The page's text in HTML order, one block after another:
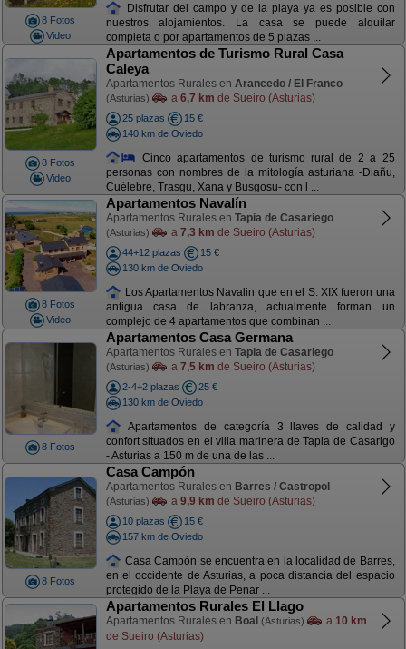
8 Fotos
Video
Disfrutar del campo y de la playa ya es posible con
nuestros alojamientos. La casa se puede alquilar
completa o por apartamentos de 5 plazas ...
8 Fotos
Video
Apartamentos de Turismo Rural Casa
Caleya
Apartamentos Rurales en Arancedo / El Franco
(Asturias) a 6,7 km de Sueiro (Asturias)
25 plazas
15 €
140 km de Oviedo
Cinco apartamentos de turismo rural de 2 a 25
personas con nombres de la mitología asturiana -Diañu,
Cuélebre, Trasgu, Xana y Busgosu- con l ...
8 Fotos
Video
Apartamentos Navalín
Apartamentos Rurales en Tapia de Casariego
(Asturias) a 7,3 km de Sueiro (Asturias)
44+12 plazas
15 €
130 km de Oviedo
Los Apartamentos Navalin que en el S. XIX fueron una
antigua casa de labranza, actualmente forman un
complejo de 4 apartamentos que combinan ...
8 Fotos
Apartamentos Casa Germana
Apartamentos Rurales en Tapia de Casariego
(Asturias) a 7,5 km de Sueiro (Asturias)
2-4+2 plazas
25 €
130 km de Oviedo
Apartamentos de categoría 3 llaves de calidad y
confort situados en el villa marinera de Tapia de Casarigo
- Asturias a 150 m de una de las ...
8 Fotos
Casa Campón
Apartamentos Rurales en Barres / Castropol
(Asturias) a 9,9 km de Sueiro (Asturias)
10 plazas
15 €
157 km de Oviedo
Casa Campón se encuentra en la localidad de Barres,
en el occidente de Asturias, a poca distancia del espacio
protegido de la Playa de Penar ...
Apartamentos Rurales El Llago
Apartamentos Rurales en Boal (Asturias) a 10 km
de Sueiro (Asturias)